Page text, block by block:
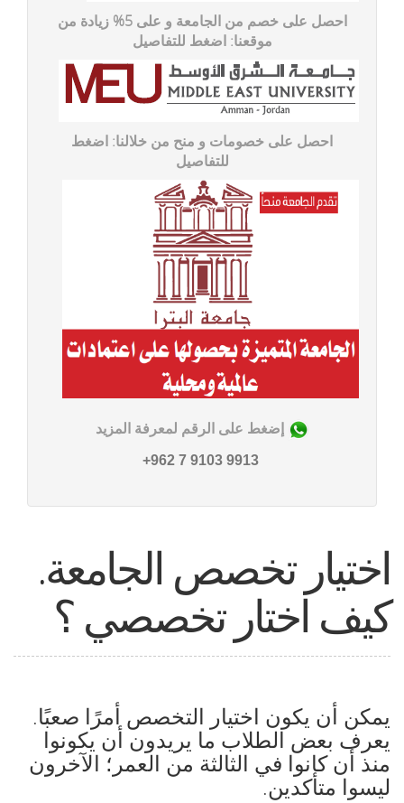
احصل على خصم من الجامعة و على 5% زيادة من
موقعنا: اضغط للتفاصیل
احصل على خصومات و منح من خلالنا: اضغط
للتفاصیل
إضغط على الرقم لمعرفة المزيد
9913 9103 7 962+
اختيار تخصص الجامعة.
كيف اختار تخصصي ؟
يمكن أن يكون اختيار التخصص أمرًا صعبًا.
يعرف بعض الطلاب ما يريدون أن يكونوا
منذ أن كانوا في الثالثة من العمر؛ الآخرون
ليسوا متأكدين.